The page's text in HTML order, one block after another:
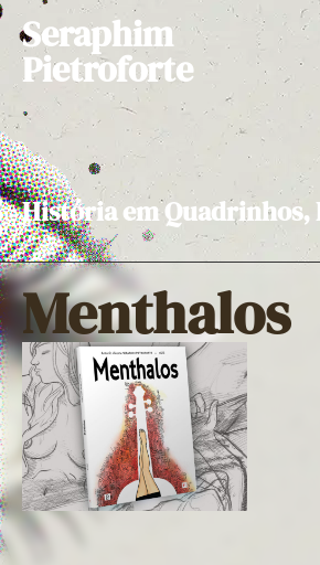
Seraphim
Pietroforte
História em Quadrinhos,
Menthalos